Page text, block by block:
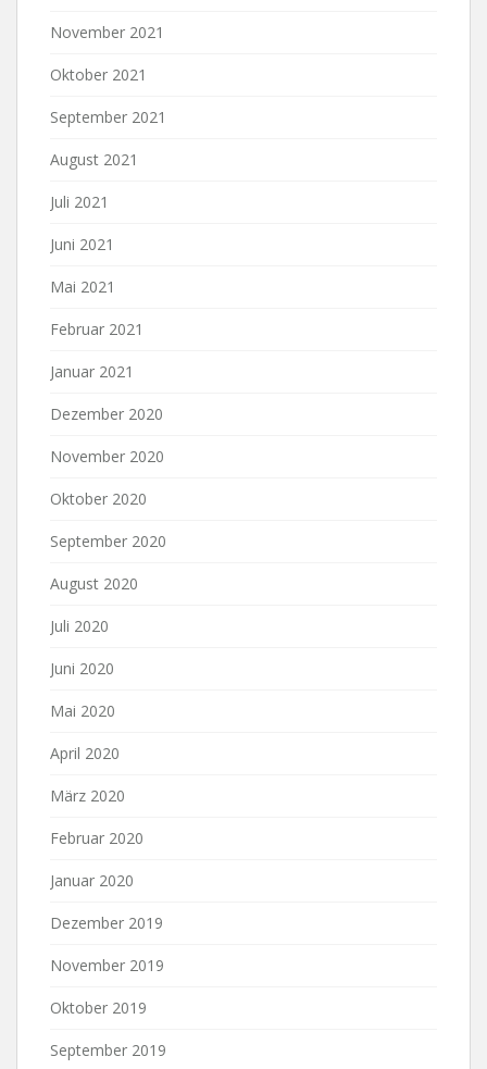
November 2021
Oktober 2021
September 2021
August 2021
Juli 2021
Juni 2021
Mai 2021
Februar 2021
Januar 2021
Dezember 2020
November 2020
Oktober 2020
September 2020
August 2020
Juli 2020
Juni 2020
Mai 2020
April 2020
März 2020
Februar 2020
Januar 2020
Dezember 2019
November 2019
Oktober 2019
September 2019